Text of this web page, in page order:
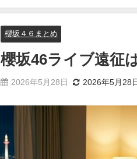
櫻坂４６まとめ
櫻坂46ライブ遠征
2026年5月28日 2026年5月28